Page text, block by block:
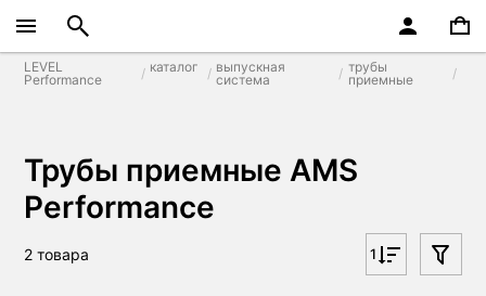
LEVEL
Performance
каталог
выпускная
система
трубы
приемные
Трубы приемные AMS
Performance
2 товара 1